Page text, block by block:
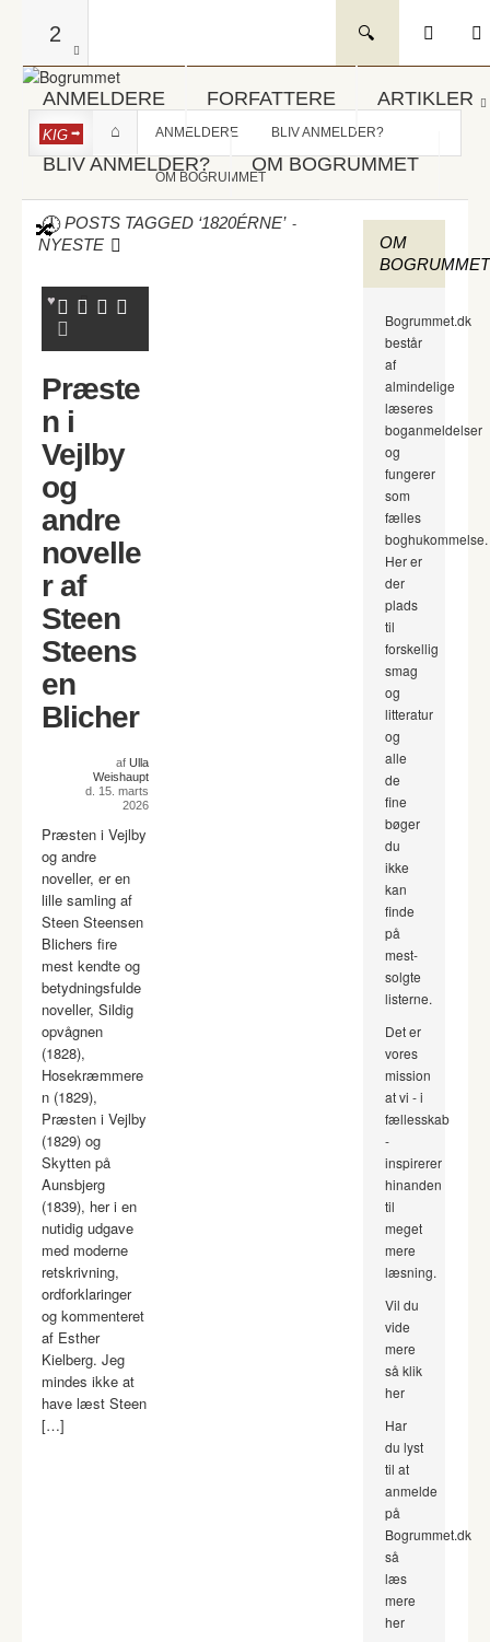
2
ANMELDERE FORFATTERE ARTIKLER
BLIV ANMELDER? OM BOGRUMMET
KIG ANMELDERE BLIV ANMELDER?
OM BOGRUMMET
POSTS TAGGED ‘1820ÉRNE’ -
NYESTE
Præste
n i
Vejlby
og
andre
novelle
r af
Steen
Steens
en
Blicher
af Ulla
Weishaupt
d. 15. marts
2026
Præsten i Vejlby
og andre
noveller, er en
lille samling af
Steen Steensen
Blichers fire
mest kendte og
betydningsfulde
noveller, Sildig
opvågnen
(1828),
Hosekræmmere
n (1829),
Præsten i Vejlby
(1829) og
Skytten på
Aunsbjerg
(1839), her i en
nutidig udgave
med moderne
retskrivning,
ordforklaringer
og kommenteret
af Esther
Kielberg. Jeg
mindes ikke at
have læst Steen
[…]
OM
BOGRUMMET
Bogrummet.dk
består
af
almindelige
læseres
boganmeldelser
og
fungerer
som
fælles
boghukommelse.
Her er
der
plads
til
forskellig
smag
og
litteratur
og
alle
de
fine
bøger
du
ikke
kan
finde
på
mest-
solgte
listerne.
Det er
vores
mission
at vi - i
fællesskab
-
inspirerer
hinanden
til
meget
mere
læsning.
Vil du
vide
mere
så klik
her
Har
du lyst
til at
anmelde
på
Bogrummet.dk
så
læs
mere
her